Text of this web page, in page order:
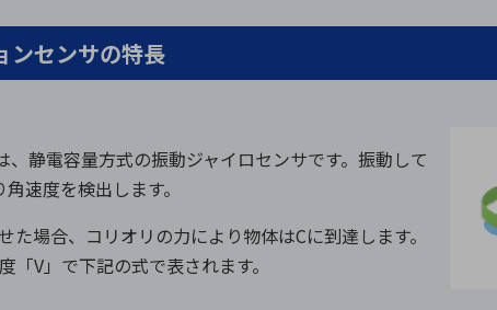
ンセンサの特長
静電容量方式の振動ジャイロセンサです。振動して
速度を検出します。
場合、コリオリの力により物体はCに到達します。
V」で下記の式で表されます。